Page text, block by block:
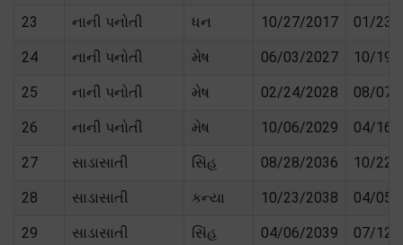
23 નાની પનોતી ધન 10/27/2017 01/23/
24 નાની પનોતી મેષ 06/03/2027 10/19/
25 નાની પનોતી મેષ 02/24/2028 08/07/
26 નાની પનોતી મેષ 10/06/2029 04/16/
27 સાડાસાતી સિંહ 08/28/2036 10/22/
28 સાડાસાતી કન્યા 10/23/2038 04/05/
29 સાડાસાતી સિંહ 04/06/2039 07/12/